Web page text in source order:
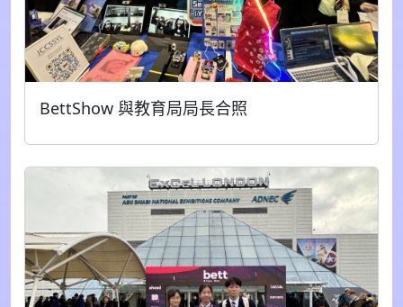
BettShow 與教育局局長合照